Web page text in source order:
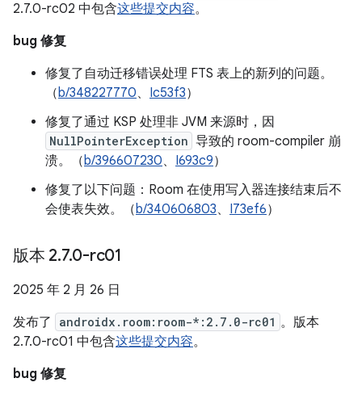
2.7.0-rc02 中包含这些提交内容。
bug 修复
修复了自动迁移错误处理 FTS 表上的新列的问题。
（b/348227770、 Ic53f3）
修复了通过 KSP 处理非 JVM 来源时，因
NullPointerException 导致的 room-compiler 崩
溃。（b/396607230、 I693c9）
修复了以下问题：Room 在使用写入器连接结束后不
会使表失效。（b/340606803、 I73ef6）
版本 2.7.0-rc01
2025 年 2 月 26 日
发布了
androidx.room:room-*:2.7.0-rc01 。版本
2.7.0-rc01 中包含这些提交内容。
bug 修复